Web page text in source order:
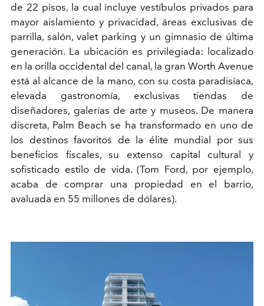
de 22 pisos, la cual incluye vestíbulos privados para
mayor aislamiento y privacidad, áreas exclusivas de
parrilla, salón, valet parking y un gimnasio de última
generación. La ubicación es privilegiada: localizado
en la orilla occidental del canal, la gran Worth Avenue
está al alcance de la mano, con su costa paradisíaca,
elevada gastronomía, exclusivas tiendas de
diseñadores, galerías de arte y museos. De manera
discreta, Palm Beach se ha transformado en uno de
los destinos favoritos de la élite mundial por sus
beneficios fiscales, su extenso capital cultural y
sofisticado estilo de vida. (Tom Ford, por ejemplo,
acaba de comprar una propiedad en el barrio,
avaluada en 55 millones de dólares).